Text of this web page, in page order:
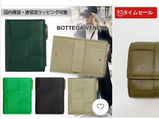
タイムセール